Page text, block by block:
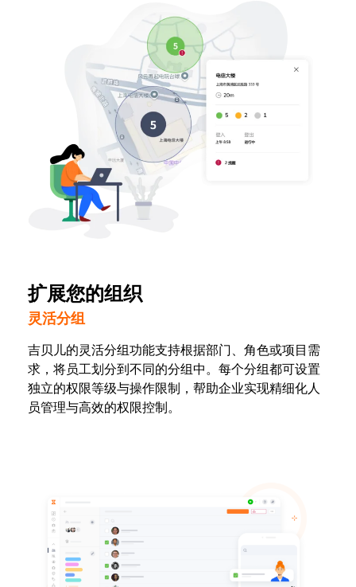
扩展您的组织
灵活分组
吉贝儿的灵活分组功能支持根据部门、角色或项目需
求，将员工划分到不同的分组中。每个分组都可设置
独立的权限等级与操作限制，帮助企业实现精细化人
员管理与高效的权限控制。